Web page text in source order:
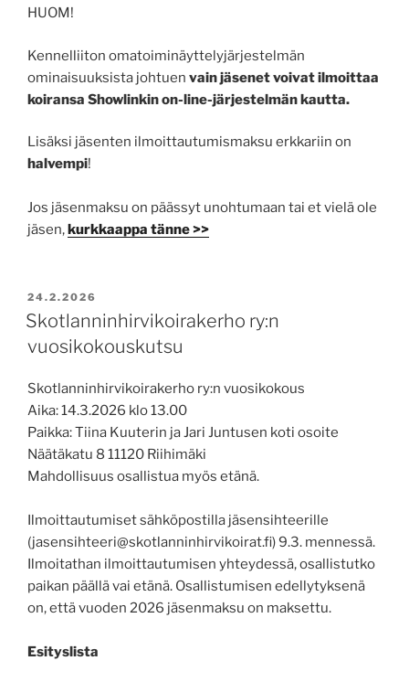
HUOM!
Kennelliiton omatoiminäyttelyjärjestelmän
ominaisuuksista johtuen vain jäsenet voivat ilmoittaa
koiransa Showlinkin on-line-järjestelmän kautta.
Lisäksi jäsenten ilmoittautumismaksu erkkariin on
halvempi!
Jos jäsenmaksu on päässyt unohtumaan tai et vielä ole
jäsen, kurkkaappa tänne >>
POSTED
ON
24.2.2026
Skotlanninhirvikoirakerho ry:n
vuosikokouskutsu
Skotlanninhirvikoirakerho ry:n vuosikokous
Aika: 14.3.2026 klo 13.00
Paikka: Tiina Kuuterin ja Jari Juntusen koti osoite
Näätäkatu 8 11120 Riihimäki
Mahdollisuus osallistua myös etänä.
Ilmoittautumiset sähköpostilla jäsensihteerille
(jasensihteeri@skotlanninhirvikoirat.fi) 9.3. mennessä.
Ilmoitathan ilmoittautumisen yhteydessä, osallistutko
paikan päällä vai etänä. Osallistumisen edellytyksenä
on, että vuoden 2026 jäsenmaksu on maksettu.
Esityslista